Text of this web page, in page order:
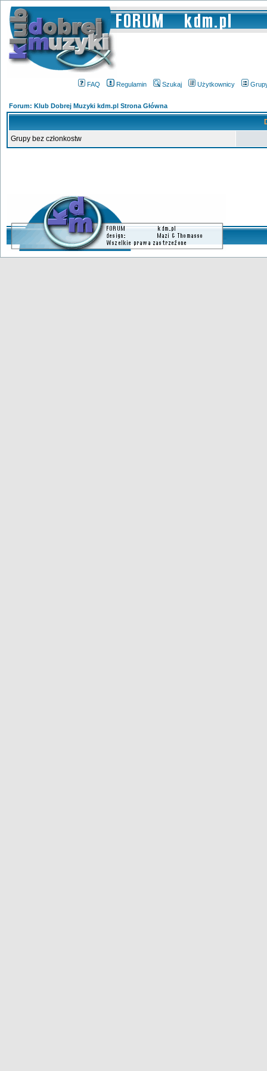
FAQ Regulamin Szukaj Użytkownicy
Forum: Klub Dobrej Muzyki kdm.pl Strona Główna
Grupy bez członkostw